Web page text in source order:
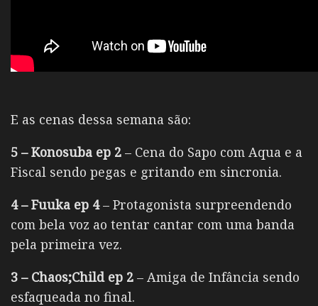
E as cenas dessa semana são:
5 – Konosuba ep 2 – Cena do Sapo com Aqua e a
Fiscal sendo pegas e gritando em sincronia.
4 – Fuuka ep 4– Protagonista surpreendendo
com bela voz ao tentar cantar com uma banda
pela primeira vez.
3 – Chaos;Child ep 2 – Amiga de Infância sendo
esfaqueada no final.